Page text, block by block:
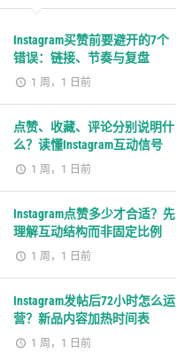
Instagram买赞前要避开的7个
错误：链接、节奏与复盘
1 周，1 日前
点赞、收藏、评论分别说明什
么？读懂Instagram互动信号
1 周，1 日前
Instagram点赞多少才合适？先
理解互动结构而非固定比例
1 周，1 日前
Instagram发帖后72小时怎么运
营？新品内容加热时间表
1 周，1 日前